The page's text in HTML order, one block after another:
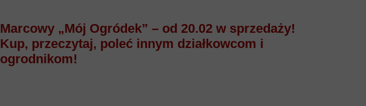
Marcowy „Mój Ogródek” – od 20.02 w sprzedaży!
Kup, przeczytaj, poleć innym działkowcom i
ogrodnikom!